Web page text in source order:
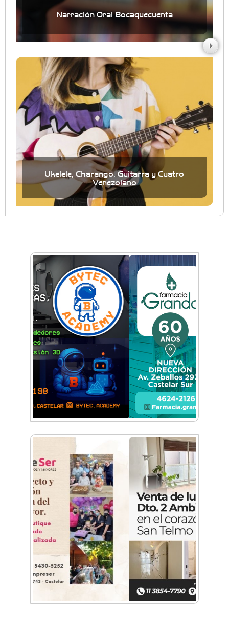
Narración Oral Bocaquecuenta
Ukelele, Charango, Guitarra y Cuatro
Venezolano